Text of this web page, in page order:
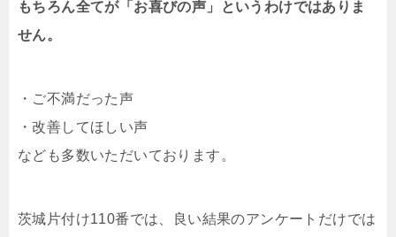
もちろん全てが「お喜びの声」というわけではありま
せん。
・ご不満だった声
・改善してほしい声
なども多数いただいております。
茨城片付け110番では、良い結果のアンケートだけでは